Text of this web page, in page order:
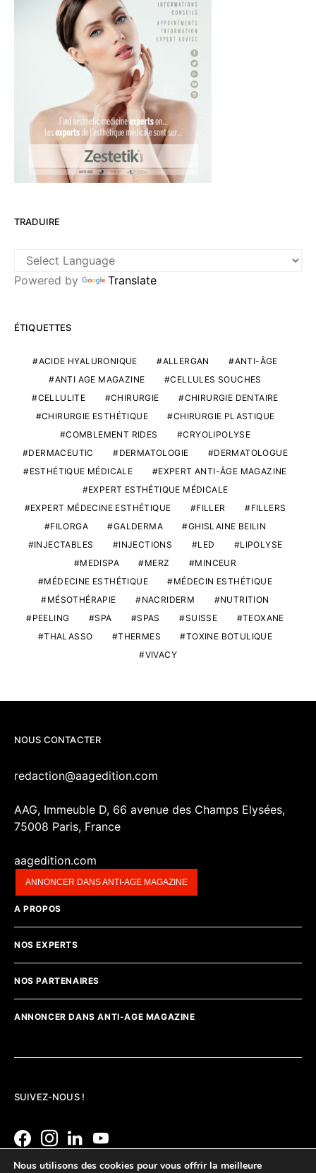
TRADUIRE
Powered by Translate
ÉTIQUETTES
ACIDE HYALURONIQUE ALLERGAN
ANTI-ÂGE
ANTI AGE MAGAZINE
CELLULES SOUCHES
CELLULITE
CHIRURGIE
CHIRURGIE DENTAIRE
CHIRURGIE ESTHÉTIQUE
CHIRURGIE PLASTIQUE
COMBLEMENT RIDES
CRYOLIPOLYSE
DERMACEUTIC
DERMATOLOGIE
DERMATOLOGUE
ESTHÉTIQUE MÉDICALE
EXPERT ANTI-ÂGE MAGAZINE
EXPERT ESTHÉTIQUE MÉDICALE
EXPERT MÉDECINE ESTHÉTIQUE
FILLER
FILLERS
FILORGA
GALDERMA
GHISLAINE BEILIN
INJECTABLES
INJECTIONS LED
LIPOLYSE
MEDISPA
MERZ
MINCEUR
MÉDECINE ESTHÉTIQUE
MÉDECIN ESTHÉTIQUE
MÉSOTHÉRAPIE
NACRIDERM
NUTRITION
PEELING
SPA SPAS SUISSE
TEOXANE
THALASSO
THERMES
TOXINE BOTULIQUE
VIVACY
NOUS CONTACTER
redaction@aagedition.com
AAG, Immeuble D, 66 avenue des Champs Elysées,
75008 Paris, France
aagedition.com
ANNONCER DANS ANTI-AGE MAGAZINE
A PROPOS
NOS EXPERTS
NOS PARTENAIRES
ANNONCER DANS ANTI-AGE MAGAZINE
SUIVEZ-NOUS !
Nous utilisons des cookies pour vous offrir la meilleure